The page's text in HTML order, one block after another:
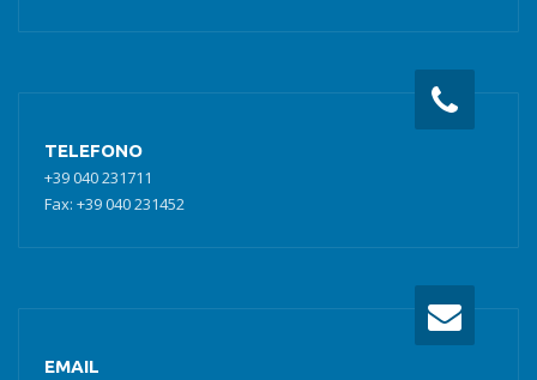
TELEFONO
+39 040 231711
Fax: +39 040 231452
EMAIL